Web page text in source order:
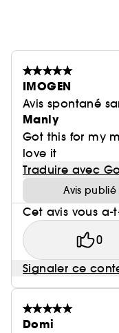
IMOGEN
Avis spontané
Manly
Got this for my
love it
Traduire avec
Avis publié
Cet avis vous a-
0
Signaler ce
Domi